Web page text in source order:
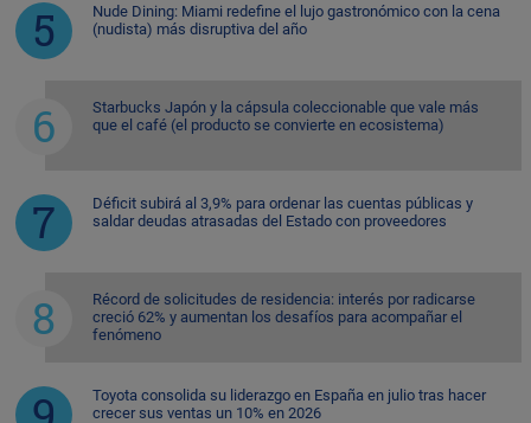
Nude Dining: Miami redefine el lujo gastronómico con la cena
(nudista) más disruptiva del año
Starbucks Japón y la cápsula coleccionable que vale más
que el café (el producto se convierte en ecosistema)
Déficit subirá al 3,9% para ordenar las cuentas públicas y
saldar deudas atrasadas del Estado con proveedores
Récord de solicitudes de residencia: interés por radicarse
creció 62% y aumentan los desafíos para acompañar el
fenómeno
Toyota consolida su liderazgo en España en julio tras hacer
crecer sus ventas un 10% en 2026